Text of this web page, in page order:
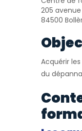
205 avenue
84500
Acquérir
du